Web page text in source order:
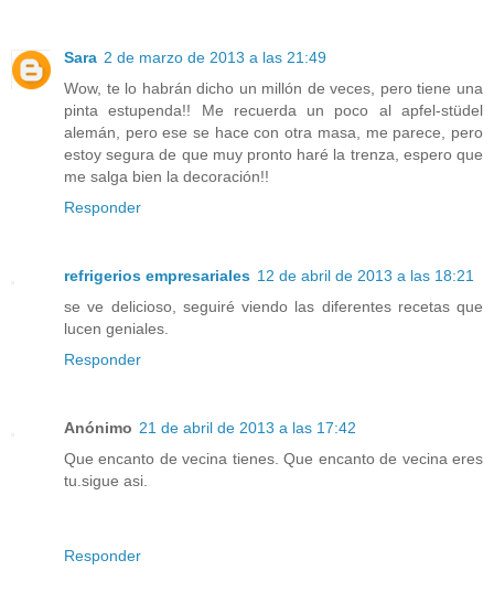
Sara 2 de marzo de 2013 a las 21:49
Wow, te lo habrán dicho un millón de veces, pero tiene una
pinta estupenda!! Me recuerda un poco al apfel-stüdel
alemán, pero ese se hace con otra masa, me parece, pero
estoy segura de que muy pronto haré la trenza, espero que
me salga bien la decoración!!
Responder
refrigerios empresariales 12 de abril de 2013 a las 18:21
se ve delicioso, seguiré viendo las diferentes recetas que
lucen geniales.
Responder
Anónimo 21 de abril de 2013 a las 17:42
Que encanto de vecina tienes. Que encanto de vecina eres
tu.sigue asi.
Responder